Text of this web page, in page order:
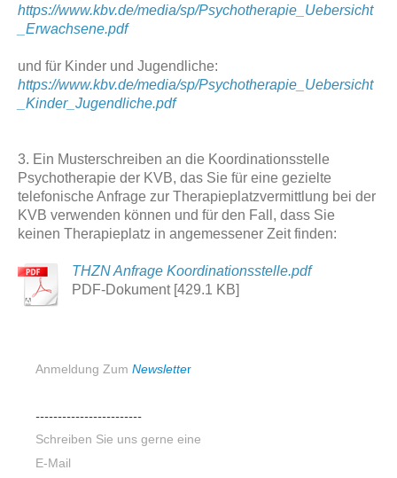
https://www.kbv.de/media/sp/Psychotherapie_Uebersicht
_Erwachsene.pdf
und für Kinder und Jugendliche:
https://www.kbv.de/media/sp/Psychotherapie_Uebersicht
_Kinder_Jugendliche.pdf
3. Ein Musterschreiben an die Koordinationsstelle
Psychotherapie der KVB, das Sie für eine gezielte
telefonische Anfrage zur Therapieplatzvermittlung bei der
KVB verwenden können und für den Fall, dass Sie
keinen Therapieplatz in angemessener Zeit finden:
THZN Anfrage Koordinationsstelle.pdf
PDF-Dokument [429.1 KB]
Anmeldung Zum Newsletter
------------------------
Schreiben Sie uns gerne eine
E-Mail